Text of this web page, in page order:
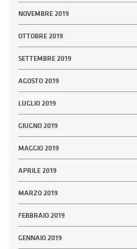
NOVEMBRE 2019
OTTOBRE 2019
SETTEMBRE 2019
AGOSTO 2019
LUGLIO 2019
GIUGNO 2019
MAGGIO 2019
APRILE 2019
MARZO 2019
FEBBRAIO 2019
GENNAIO 2019